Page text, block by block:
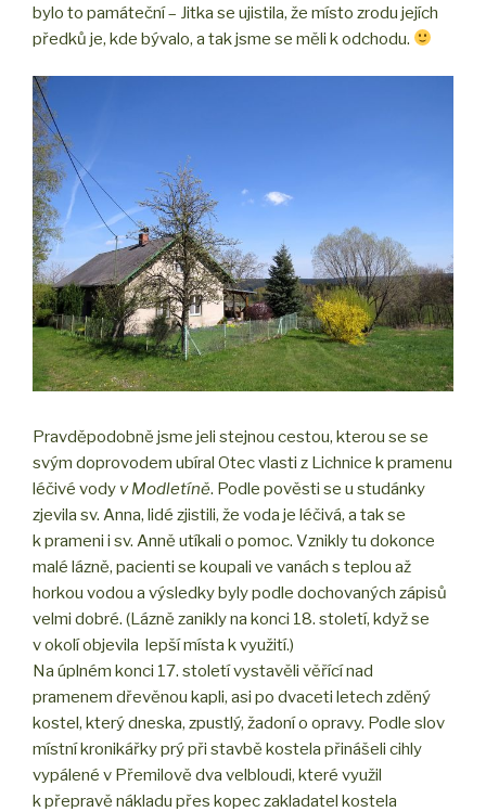
bylo to památeční – Jitka se ujistila, že místo zrodu jejích
předků je, kde bývalo, a tak jsme se měli k odchodu.
Pravděpodobně jsme jeli stejnou cestou, kterou se se
svým doprovodem ubíral Otec vlasti z Lichnice k pramenu
léčivé vody v Modletíně. Podle pověsti se u studánky
zjevila sv. Anna, lidé zjistili, že voda je léčivá, a tak se
k prameni i sv. Anně utíkali o pomoc. Vznikly tu dokonce
malé lázně, pacienti se koupali ve vanách s teplou až
horkou vodou a výsledky byly podle dochovaných zápisů
velmi dobré. (Lázně zanikly na konci 18. století, když se
v okolí objevila lepší místa k využití.)
Na úplném konci 17. století vystavěli věřící nad
pramenem dřevěnou kapli, asi po dvaceti letech zděný
kostel, který dneska, zpustlý, žadoní o opravy. Podle slov
místní kronikářky prý při stavbě kostela přinášeli cihly
vypálené v Přemilově dva velbloudi, které využil
k přepravě nákladu přes kopec zakladatel kostela